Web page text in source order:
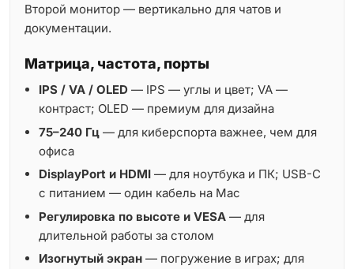
Второй монитор — вертикально для чатов и
документации.
Матрица, частота, порты
IPS / VA / OLED — IPS — углы и цвет; VA —
контраст; OLED — премиум для дизайна
75–240 Гц — для киберспорта важнее, чем для
офиса
DisplayPort и HDMI — для ноутбука и ПК; USB-C
с питанием — один кабель на Mac
Регулировка по высоте и VESA — для
длительной работы за столом
Изогнутый экран — погружение в играх; для